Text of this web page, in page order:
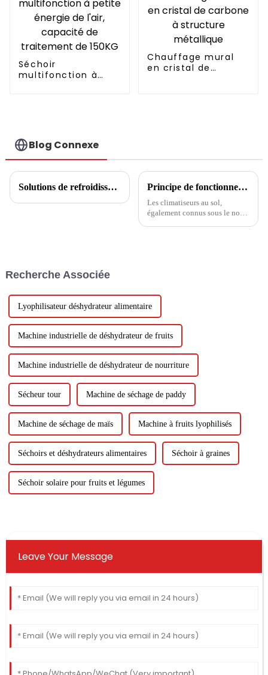
Séchoir
multifonction à
Chauffage mural
en cristal de
Blog Connexe
Solutions de refroidissement/chauffage et d'eau chaude pour la maison Principe de fonctionnement des climatiseurs au sol
Les climatiseurs au sol,
également connus sous le nom
Recherche Associée
Lyophilisateur déshydrateur alimentaire
Machine industrielle de déshydrateur de fruits
Machine industrielle de déshydrateur de nourriture
Sécheur tour Machine de séchage de paddy
Machine de séchage de maïs Machine à fruits lyophilisés
Séchoirs et déshydrateurs alimentaires Séchoir à graines
Séchoir solaire pour fruits et légumes
Leave Your Message